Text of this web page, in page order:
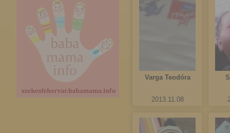
Varga Teodóra
2013.11.08